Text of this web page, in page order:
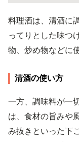
料理酒は、清酒に
ってりとした味つ
物、炒め物などに
清酒の使い方
一方、調味料が一
は、食材の旨みや
み抜きといった下